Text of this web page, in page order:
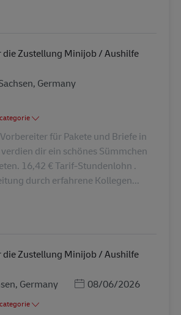
Zustellung Minijob / Aushilfe
Germany
associato a 2 categorie
für Pakete und Briefe in
dir ein schönes Sümmchen
16,42 € Tarif-Stundenlohn .
durch erfahrene Kollegen...
Zustellung Minijob / Aushilfe
Germany Posted Date
08/06/2026
associato a 2 categorie